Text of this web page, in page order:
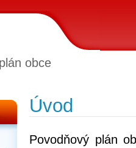
obce
Úvod
Povodňový plán